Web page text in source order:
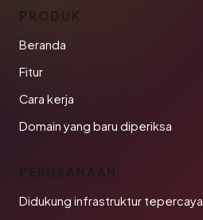
PRODUK
Beranda
Fitur
Cara kerja
Domain yang baru diperiksa
PERUSAHAAN
Didukung infrastruktur tepercaya